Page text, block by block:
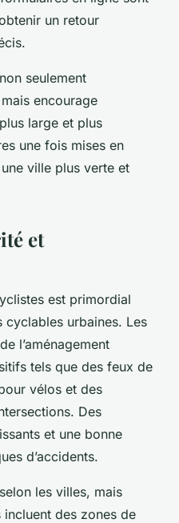
un retour
seulement
encourage
large et plus
une fois mises en
ville plus verte et
et
est primordial
cyclables urbaines. Les
l’aménagement
tels que des feux de
vélos et des
Des
et une bonne
d’accidents.
les villes, mais
des zones de